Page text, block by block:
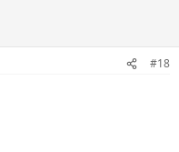
#18